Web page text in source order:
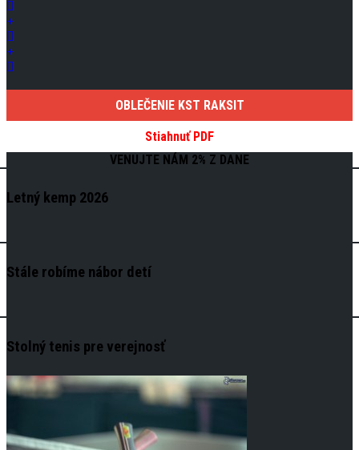
OBLEČENIE KST RAKSIT
Stiahnuť PDF
VENUJTE NÁM 2% Z DANE
Letný kemp 2026
Stále robíme nábor detí
Stolný tenis pre verejnosť